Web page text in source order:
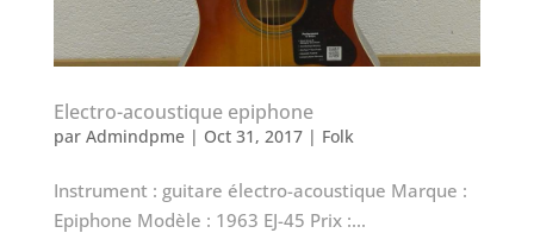
Electro-acoustique epiphone
par Admindpme| Oct 31, 2017| Folk
Instrument : guitare électro-acoustique Marque :
Epiphone Modèle : 1963 EJ-45 Prix :...